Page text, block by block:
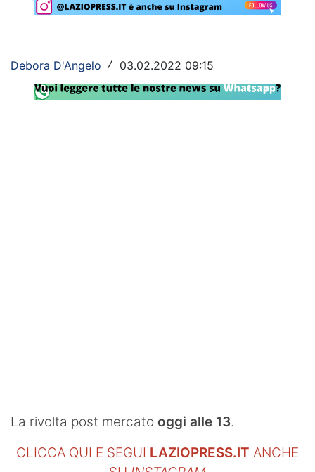
Primavera
Lazio Women
SHOP LAZIO
Contatti
Debora D'Angelo / 03.02.2022 09:15
La rivolta post mercato oggi alle 13.
CLICCA QUI E SEGUI LAZIOPRESS.IT ANCHE